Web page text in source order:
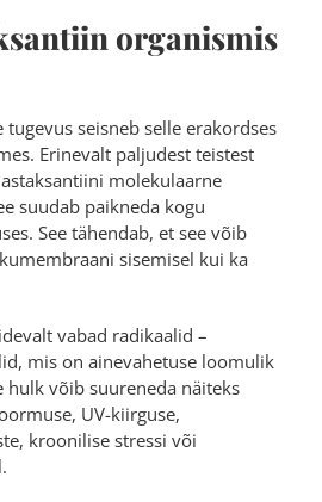
organismis
seisneb selle erakordses
Erinevalt paljudest teistest
molekulaarne
suudab paikneda kogu
See tähendab, et see võib
sisemisel kui ka
vabad radikaalid –
mis on ainevahetuse loomulik
võib suureneda näiteks
UV-kiirguse,
kroonilise stressi või